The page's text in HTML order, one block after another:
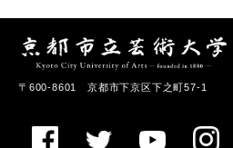
〒600-8601 京都市下京区下之町57-1